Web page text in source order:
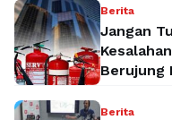
Berita
Jangan
Berujung
Berita